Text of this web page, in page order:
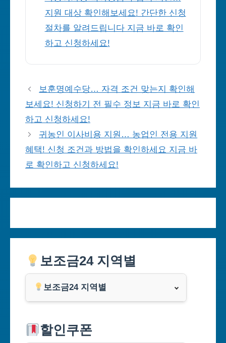
지원 대상 확인해보세요! 간단한 신청
절차를 알려드립니다 지금 바로 확인
하고 신청하세요!
보훈명예수당… 자격 조건 맞는지 확인해
보세요! 신청하기 전 필수 정보 지금 바로 확인
하고 신청하세요!
귀농인 이사비용 지원… 농업인 전용 지원
혜택! 신청 조건과 방법을 확인하세요 지금 바
로 확인하고 신청하세요!
보조금24 지역별
보조금24 지역별
할인쿠폰